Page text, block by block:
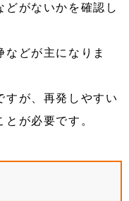
どがないかを確認し
どが主になりま
すが、再発しやすい
が必要です。